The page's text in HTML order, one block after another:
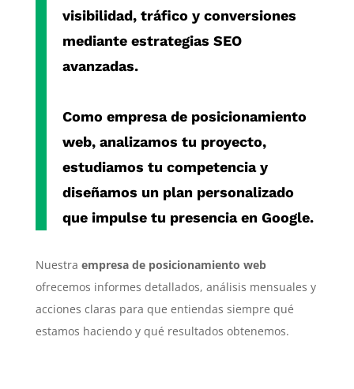
visibilidad, tráfico y conversiones
mediante estrategias SEO
avanzadas.
Como empresa de posicionamiento
web, analizamos tu proyecto,
estudiamos tu competencia y
diseñamos un plan personalizado
que impulse tu presencia en Google.
Nuestra empresa de posicionamiento web
ofrecemos informes detallados, análisis mensuales y
acciones claras para que entiendas siempre qué
estamos haciendo y qué resultados obtenemos.